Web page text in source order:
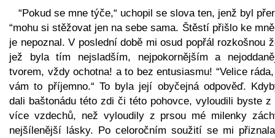
“Pokud se mne týče,“ uchopil se slova ten, jenž byl
“mohu si stěžovat jen na sebe sama. Štěstí přišlo ke
je nepoznal. V poslední době mi osud popřál rozkošnou
jež byla tím nejsladším, nejpokornějším a
tvorem, vždy ochotna! a to bez entusiasmu! “Velice
vám to příjemno.“ To byla její obyčejná odpověď.
dali baštonádu této zdi či této pohovce, vyloudili byste z
více vzdechů, než vyloudily z prsou mé milenky
nejšílenější lásky. Po celoročním soužití se mi